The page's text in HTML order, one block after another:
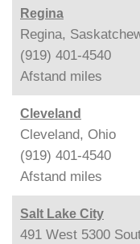
Regina
Regina,
(919) 401-4540
Afstand miles
Cleveland
Cleveland, Ohio
(919) 401-4540
Afstand miles
Salt Lake City
491 West 5300